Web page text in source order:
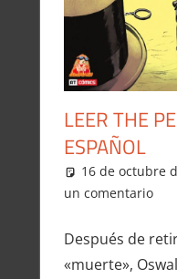
LEER THE
ESPAÑOL
16 de octubre
un comentario
Después de
«muerte»,